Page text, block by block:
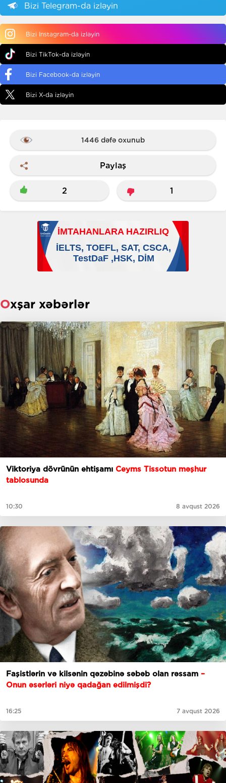
Bizi Telegram-da izləyin
Bizi Instagram-da izləyin
Bizi TikTok-da izləyin
Bizi Facebook-da izləyin
Bizi X-da izləyin
1446 dəfə oxunub
Paylaş
2 1
Oxşar xəbərlər
Viktoriya dövrünün ehtişamı Ceyms Tissotun məşhur
tablosunda
10:30 8 avqust 2026
Faşistlərin və kilsənin qəzəbinə səbəb olan rəssam –
Onun əsərləri niyə qadağan edilmişdi?
16:25 7 avqust 2026